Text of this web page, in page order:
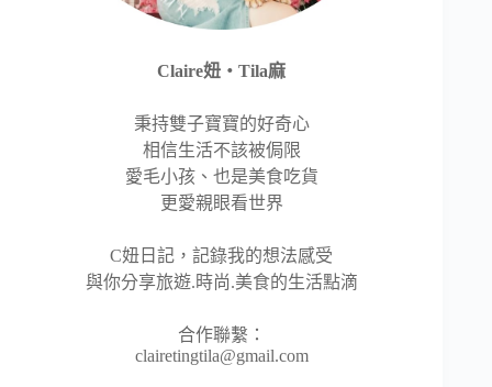
Claire妞‧Tila麻
秉持雙子寶寶的好奇心
相信生活不該被侷限
愛毛小孩、也是美食吃貨
更愛親眼看世界
C妞日記，記錄我的想法感受
與你分享旅遊.時尚.美食的生活點滴
合作聯繫：
clairetingtila@gmail.com